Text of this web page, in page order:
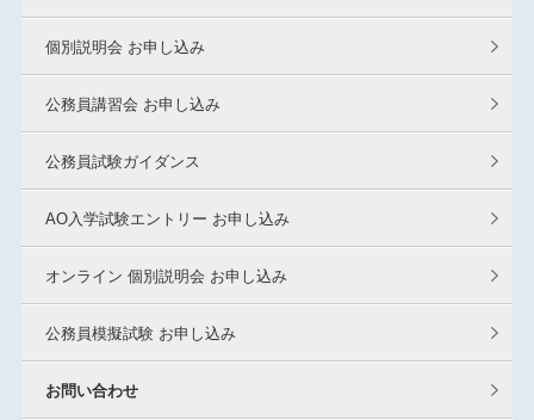
個別説明会 お申し込み
公務員講習会 お申し込み
公務員試験ガイダンス
AO入学試験エントリー お申し込み
オンライン 個別説明会 お申し込み
公務員模擬試験 お申し込み
お問い合わせ